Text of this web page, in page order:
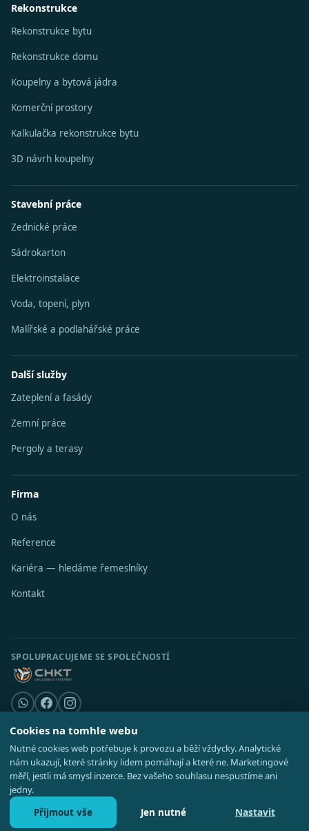
Rekonstrukce
Rekonstrukce bytu
Rekonstrukce domu
Koupelny a bytová jádra
Komerční prostory
Kalkulačka rekonstrukce bytu
3D návrh koupelny
Stavební práce
Zednické práce
Sádrokarton
Elektroinstalace
Voda, topení, plyn
Malířské a podlahářské práce
Další služby
Zateplení a fasády
Zemní práce
Pergoly a terasy
Firma
O nás
Reference
Kariéra — hledáme řemeslníky
Kontakt
SPOLUPRACUJEME SE SPOLEČNOSTÍ
© 2026 Stavební středisko s.r.o. · IČO 08521514 ·Poradna·Kde působíme
·Realizace
GDPR ·Cookies·Nastavení cookies·Mapa webu
Nezávazná poptávka Zavolat 727 828 737
Cookies na tomhle webu
Nutné cookies web potřebuje k provozu a běží vždycky. Analytické
nám ukazují, které stránky lidem pomáhají a které ne. Marketingové
měří, jestli má smysl inzerce. Bez vašeho souhlasu nespustíme ani
jedny.
Přijmout vše
Jen nutné Nastavit